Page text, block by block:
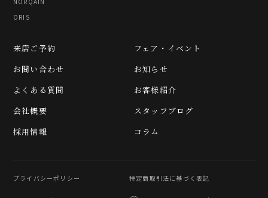
ORIS
フェア・イベント
お知らせ
お客様紹介
スタッフブログ
コラム
来店ご予約
お問い合わせ
よくある質問
会社概要
採用情報
プライバシーポリシー 特定商取引法に基づく表記